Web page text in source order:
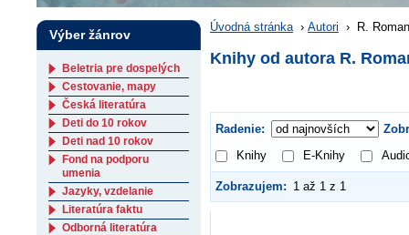
Úvodná stránka › Autori › R.
Knihy od autora R.
Radenie:
Knihy
E-Knihy
Zobrazujem: 1 až 1 z 1
Výber žánrov
Beletria pre dospelých
Cestovanie, mapy
Česká literatúra
Deti do 10 rokov
Deti nad 10 rokov
Fond na podporu
umenia
Jazyky, vzdelanie
Literatúra faktu
Odborná literatúra